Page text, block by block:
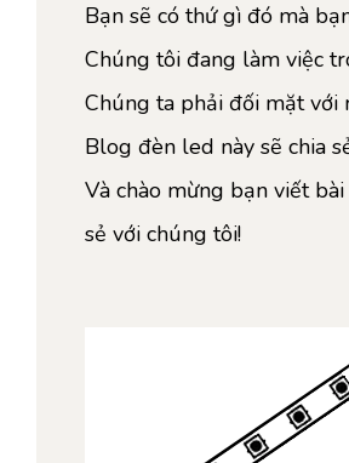
Bạn sẽ có thứ gì đó mà
Chúng tôi đang làm việc
Chúng ta phải đối mặt với
Blog đèn led này sẽ chia
Và chào mừng bạn viết
sẻ với chúng tôi!